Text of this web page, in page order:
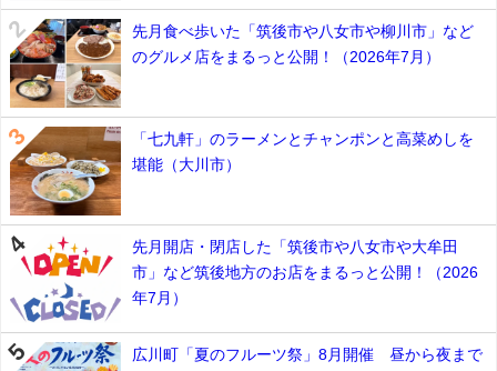
先月食べ歩いた「筑後市や八女市や柳川市」など
のグルメ店をまるっと公開！（2026年7月）
「七九軒」のラーメンとチャンポンと高菜めしを
堪能（大川市）
先月開店・閉店した「筑後市や八女市や大牟田
市」など筑後地方のお店をまるっと公開！（2026
年7月）
広川町「夏のフルーツ祭」8月開催 昼から夜まで